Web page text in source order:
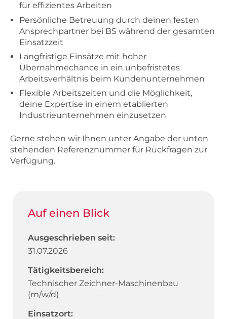
für effizientes Arbeiten
Persönliche Betreuung durch deinen festen
Ansprechpartner bei BS während der gesamten
Einsatzzeit
Langfristige Einsätze mit hoher
Übernahmechance in ein unbefristetes
Arbeitsverhältnis beim Kundenunternehmen
Flexible Arbeitszeiten und die Möglichkeit,
deine Expertise in einem etablierten
Industrieunternehmen einzusetzen
Gerne stehen wir Ihnen unter Angabe der unten
stehenden Referenznummer für Rückfragen zur
Verfügung.
Auf einen Blick
Ausgeschrieben seit:
31.07.2026
Tätigkeitsbereich:
Technischer Zeichner-Maschinenbau
(m/w/d)
Einsatzort: